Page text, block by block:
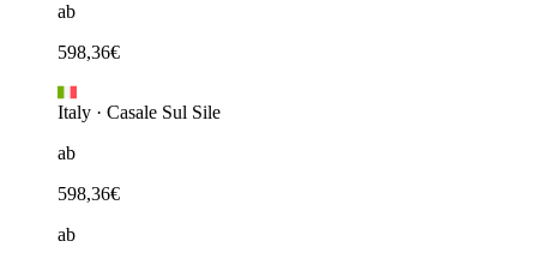
ab
598,36€
Italy · Casale Sul Sile
ab
598,36€
ab